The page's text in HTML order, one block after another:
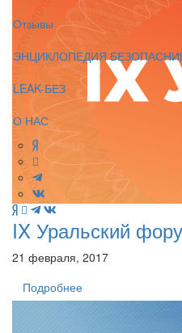
Отзывы
ЭНЦИКЛОПЕДИЯ
LEAK-БЕЗ
О НАС
IX Уральский
21 февраля, 2017
Подробнее